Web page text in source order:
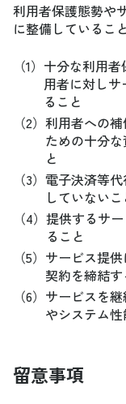
利用者保護態勢や
に整備していること
（1） 十分な利用
用者に対し
ること
（2） 利用者への
ための十分
と
（3） 電子決済等
していないこ
（4） 提供するサ
ること
（5） サービス提
契約を締結す
（6） サービスを
やシステム
留意事項